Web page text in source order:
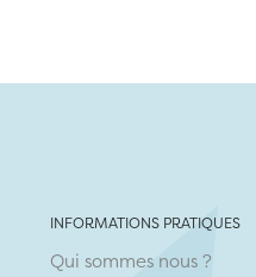
INFORMATIONS PRATIQUES
Qui sommes nous ?